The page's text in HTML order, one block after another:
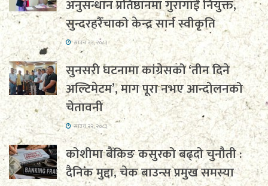
अनुसन्धान प्रतिष्ठानमा गुरागाईं नियुक्त,
सुन्दरहरैँचाको केन्द्र सार्न स्वीकृति
साउन २२, २०८३
सुनसरी घटनामा कांग्रेसको ‘तीन दिने
अल्टिमेटम’, माग पूरा नभए आन्दोलनको
चेतावनी
साउन २२, २०८३
कोशीमा बैंकिङ कसुरको बढ्दो चुनौती :
दैनिक मुद्दा, चेक बाउन्स प्रमुख समस्या